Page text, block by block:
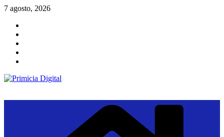
Saltar
contenido
7 agosto, 2026